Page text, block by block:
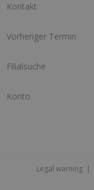
Kontakt
Vorheriger Termin
Filialsuche
Konto
Legal warning|